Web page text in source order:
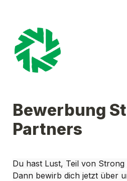
Bewerbung
Partners
Du hast Lust, Teil von
Dann bewirb dich jetzt über